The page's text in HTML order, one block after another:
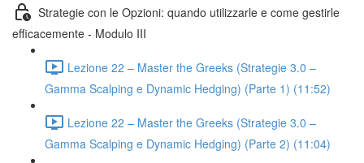
Strategie con le Opzioni: quando utilizzarle e come gestirle
efficacemente - Modulo III
Lezione 22 – Master the Greeks (Strategie 3.0 –
Gamma Scalping e Dynamic Hedging) (Parte 1) (11:52)
Lezione 22 – Master the Greeks (Strategie 3.0 –
Gamma Scalping e Dynamic Hedging) (Parte 2) (11:04)